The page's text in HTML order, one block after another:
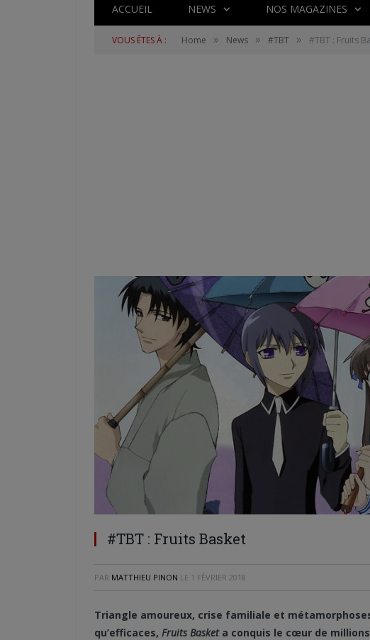
ACCUEIL NEWS NOS MAGAZINES
VOUS ÊTES À : Home » News » #TBT » #TBT : Fruits
#TBT : Fruits Basket
PAR MATTHIEU PINON LE 1 FÉVRIER 2018
Triangle amoureux, crise familiale et
qu’efficaces, Fruits Basketa conquis le cœur de